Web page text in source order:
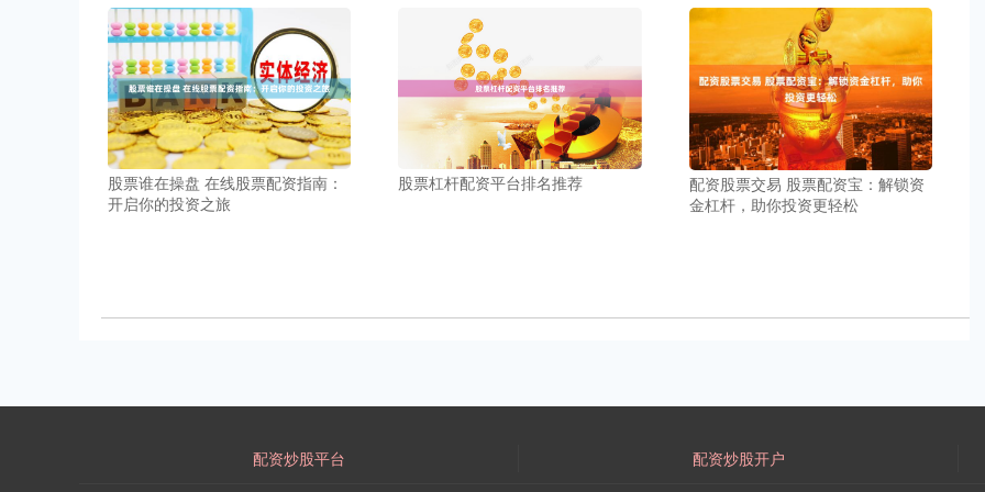
股票谁在操盘 在线股票配资指南：
开启你的投资之旅
股票杠杆配资平台排名推荐
配资股票交易 股票配资宝：解锁资
金杠杆，助你投资更轻松
配资炒股平台 配资炒股开户